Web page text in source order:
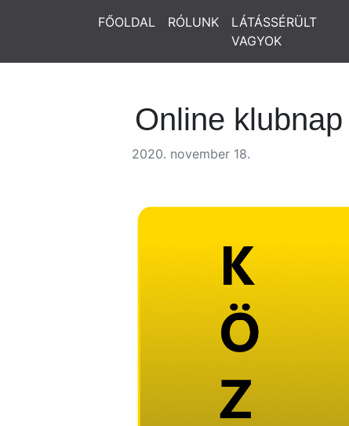
FŐOLDAL RÓLUNK
LÁTÁSSÉRÜLT
VAGYOK
Online
2020. november 18.